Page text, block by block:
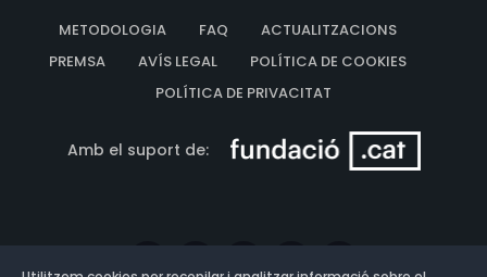
METODOLOGIA FAQ
ACTUALITZACIONS
PREMSA
AVÍS LEGAL
POLÍTICA DE COOKIES
POLÍTICA DE PRIVACITAT
Amb el suport de: